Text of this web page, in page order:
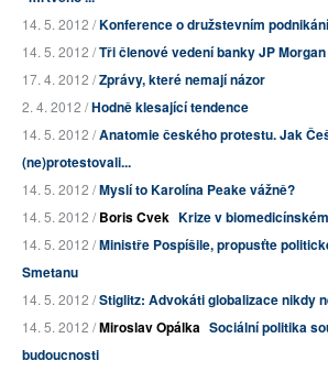
14. 5. 2012 /Konference o družstevním podnikání
14. 5. 2012 /Tři členové vedení banky JP
17. 4. 2012 /Zprávy, které nemají názor
2. 4. 2012 /Hodně klesající tendence
14. 5. 2012 /Anatomie českého protestu. Jak
(ne)protestovali...
14. 5. 2012 /Myslí to Karolína Peake vážně?
14. 5. 2012 /Boris Cvek Krize v
14. 5. 2012 /Ministře Pospíšile, propusťte
Smetanu
14. 5. 2012 /Stiglitz: Advokáti globalizace nikdy
14. 5. 2012 /Miroslav Opálka Sociální politika
budoucnosti